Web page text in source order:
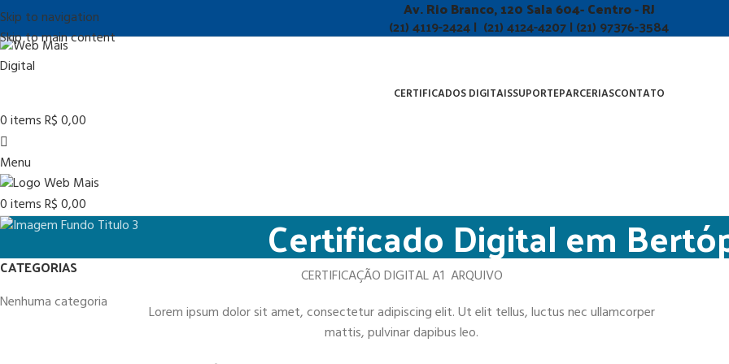
Skip to navigation
Skip to main content
Av. Rio Branco, 120 Sala 604- Centro - RJ
(21) 4119-2424 | (21) 4124-4207 | (21) 97376-3584
CERTIFICADOS DIGITAISSUPORTEPARCERIASCONTATO
0itemsR$0,00
Menu
0itemsR$0,00 Certificado Digital em
CATEGORIAS
Nenhuma categoria
CERTIFICAÇÃO DIGITAL A1 ARQUIVO
Lorem ipsum dolor sit amet, consectetur adipiscing elit. Ut elit tellus, luctus nec ullamcorper
mattis, pulvinar dapibus leo.